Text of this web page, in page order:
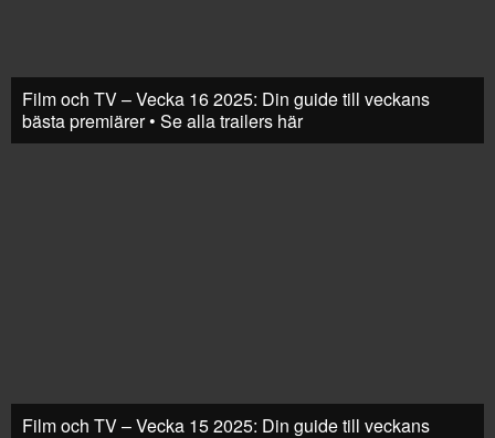
Film och TV – Vecka 16 2025: Din guide till veckans
bästa premiärer • Se alla trailers här
Film och TV – Vecka 15 2025: Din guide till veckans